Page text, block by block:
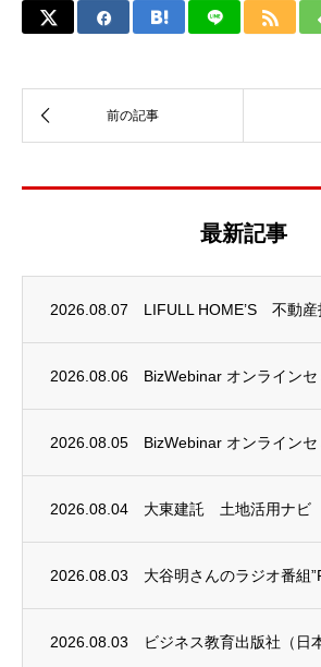
最新記事
2026.08.07
2026.08.06
2026.08.05
2026.08.04 大東建託 土地活用ナビ
2026.08.03
2026.08.03